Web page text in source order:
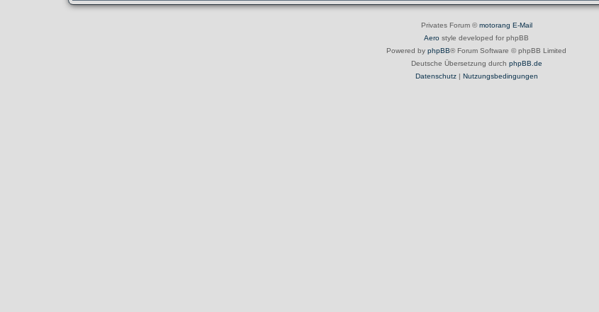
Privates Forum ©motorang E-Mail
Aero style developed for phpBB
Powered by phpBB® Forum Software © phpBB Limited
Deutsche Übersetzung durch phpBB.de
Datenschutz| Nutzungsbedingungen